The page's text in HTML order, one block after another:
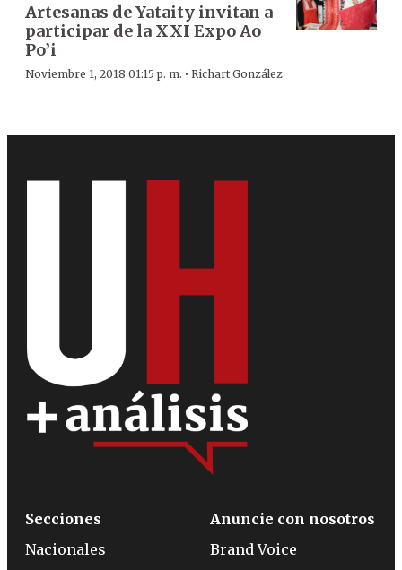
Artesanas de Yataity invitan a
participar de la XXI Expo Ao
Po’i
Noviembre 1, 2018 01:15 p. m. · Richart González
Secciones
Nacionales
Anuncie con nosotros
Brand Voice